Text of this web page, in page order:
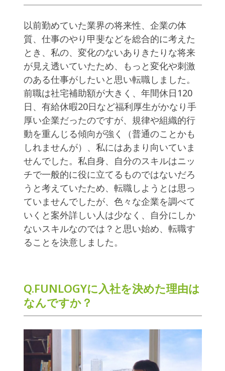
以前勤めていた業界の将来性、企業の体
質、仕事のやり甲斐などを総合的に考えた
とき、私の、変化のないありきたりな将来
が見え透いていたため、もっと変化や刺激
のある仕事がしたいと思い転職しました。
前職は社宅補助額が大きく、年間休日120
日、有給休暇20日など福利厚生がかなり手
厚い企業だったのですが、規律や組織的行
動を重んじる傾向が強く（普通のことかも
しれませんが）、私にはあまり向いていま
せんでした。私自身、自分のスキルはニッ
チで一般的に役に立てるものではないだろ
うと考えていたため、転職しようとは思っ
ていませんでしたが、色々な企業を調べて
いくと案外詳しい人は少なく、自分にしか
ないスキルなのでは？と思い始め、転職す
ることを決意しました。
Q.FUNLOGYに入社を決めた理由は
なんですか？